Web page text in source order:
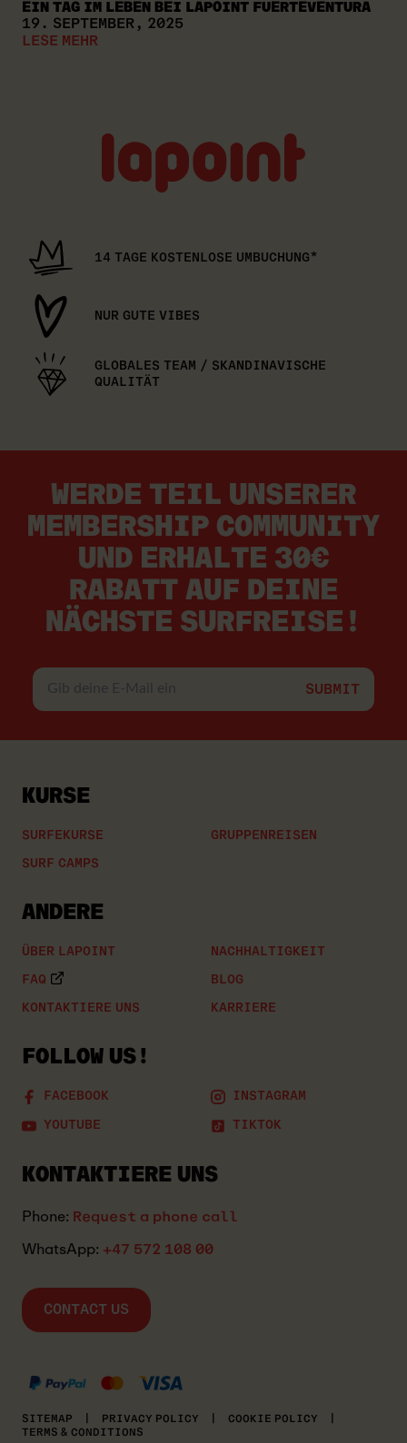
EIN TAG IM LEBEN BEI LAPOINT FUERTEVENTURA
19. SEPTEMBER, 2025
LESE MEHR
logo
14 TAGE KOSTENLOSE UMBUCHUNG*
NUR GUTE VIBES
GLOBALES TEAM / SKANDINAVISCHE
QUALITÄT
WERDE TEIL UNSERER
MEMBERSHIP COMMUNITY
UND ERHALTE 30€
RABATT AUF DEINE
NÄCHSTE SURFREISE!
Gib
deine
E-
KURSE
SURFEKURSE GRUPPENREISEN
SURF CAMPS
ANDERE
ÜBER LAPOINT NACHHALTIGKEIT
FAQ BLOG
KONTAKTIERE UNS KARRIERE
FOLLOW US!
FACEBOOK INSTAGRAM
YOUTUBE TIKTOK
KONTAKTIERE UNS
Phone: Request a phone call
WhatsApp: +47 572 108 00
CONTACT US
SITEMAP PRIVACY POLICY COOKIE POLICY
TERMS & CONDITIONS